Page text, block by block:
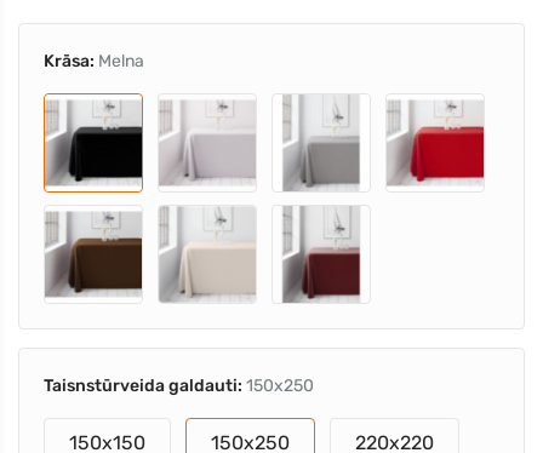
Krāsa: Melna
Taisnstūrveida galdauti: 150x250
150x150 150x250 220x220